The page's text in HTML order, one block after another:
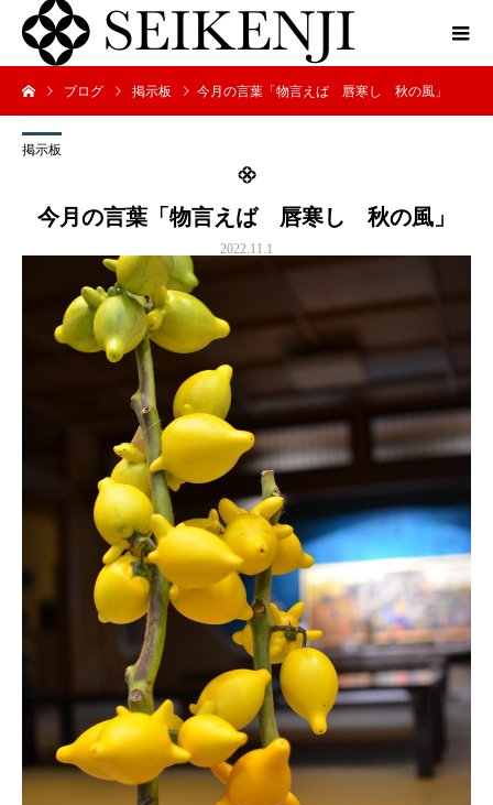
ブログ 掲示板 今月の言葉「物言えば 唇寒し 秋の風」
掲示板
今月の言葉「物言えば 唇寒し 秋の風」
2022.11.1